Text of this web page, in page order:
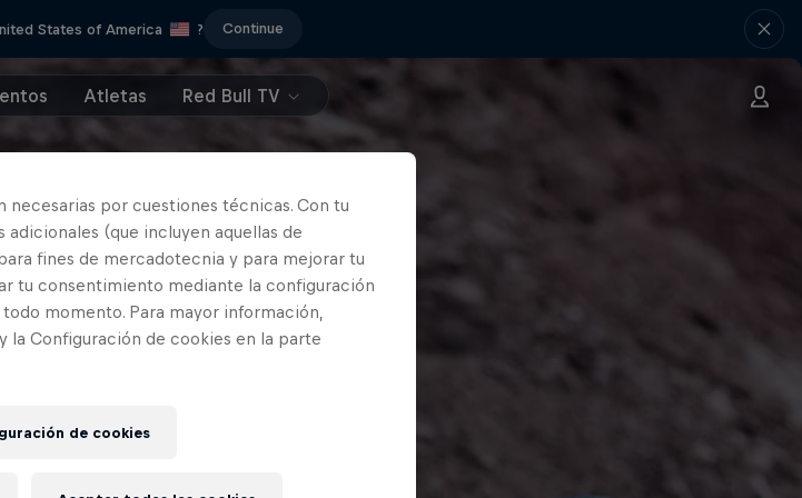
States of America ? Continue
Atletas Red Bull TV
necesarias por cuestiones técnicas. Con tu
(que incluyen aquellas de
fines de mercadotecnia y para mejorar tu
tu consentimiento mediante la configuración
momento. Para mayor información,
y la Configuración de cookies en la parte
de cookies